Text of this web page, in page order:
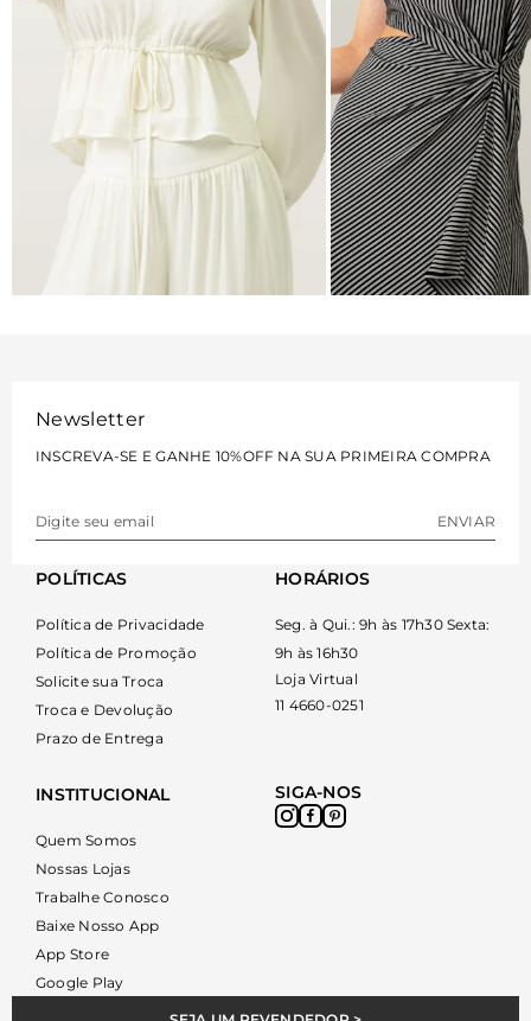
Newsletter
INSCREVA-SE E GANHE 10%OFF NA SUA PRIMEIRA COMPRA
ENVIAR
INSTITUCIONAL
Quem Somos
Nossas Lojas
Trabalhe Conosco
Baixe Nosso App
App Store
Google Play
POLÍTICAS
Política de Privacidade
Política de Promoção
Solicite sua Troca
Troca e Devolução
Prazo de Entrega
HORÁRIOS
Seg. à Qui.: 9h às 17h30 Sexta:
9h às 16h30
Loja Virtual
11 4660-0251
SIGA-NOS